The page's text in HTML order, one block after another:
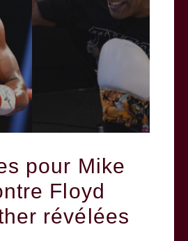
pour Mike
Floyd
révélées